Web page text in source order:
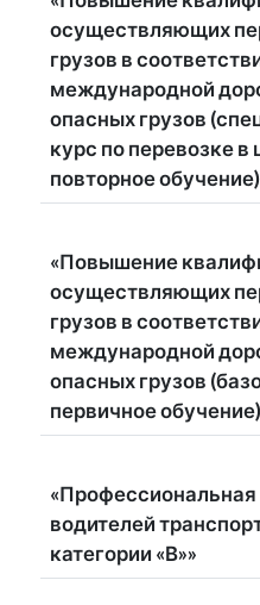
осуществляющих
грузов в
международной
опасных грузов
курс по перевозке в
повторное
«Повышение
осуществляющих
грузов в
международной
опасных грузов
первичное
«Профессиональная
водителей
категории «В»»